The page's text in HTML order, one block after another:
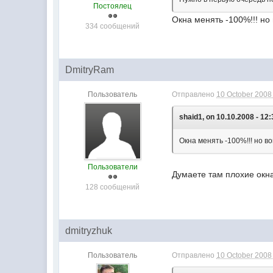
Постоялец
334 сообщений
Окна менять -100%!!! но
DmitryRam
Пользователь
Пользователи
128 сообщений
Отправлено 10 October
shaid1, on 10.10.2008 -
Окна менять -100%!!! но
Думаете там плохие
dmitryzhuk
Пользователь Отправлено 10 October